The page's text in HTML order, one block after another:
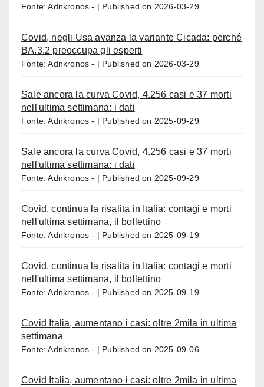
Fonte: Adnkronos - Published on 2026-03-29
Covid, negli Usa avanza la variante Cicada: perché
BA.3.2 preoccupa gli esperti
Fonte: Adnkronos - Published on 2026-03-29
Sale ancora la curva Covid, 4.256 casi e 37 morti
nell'ultima settimana: i dati
Fonte: Adnkronos - Published on 2025-09-29
Sale ancora la curva Covid, 4.256 casi e 37 morti
nell'ultima settimana: i dati
Fonte: Adnkronos - Published on 2025-09-29
Covid, continua la risalita in Italia: contagi e morti
nell'ultima settimana, il bollettino
Fonte: Adnkronos - Published on 2025-09-19
Covid, continua la risalita in Italia: contagi e morti
nell'ultima settimana, il bollettino
Fonte: Adnkronos - Published on 2025-09-19
Covid Italia, aumentano i casi: oltre 2mila in ultima
settimana
Fonte: Adnkronos - Published on 2025-09-06
Covid Italia, aumentano i casi: oltre 2mila in ultima